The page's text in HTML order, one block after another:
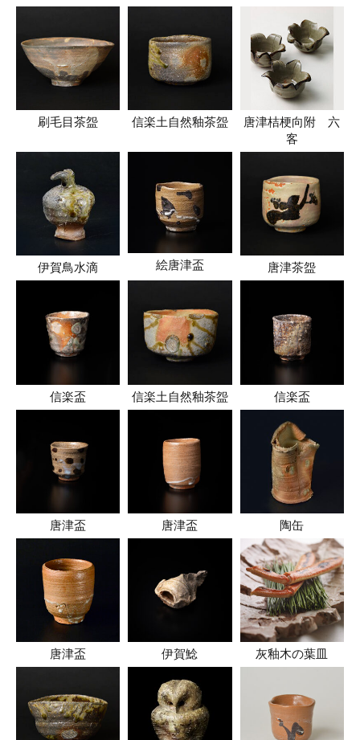
刷毛目茶盌 信楽土自然釉茶盌
唐津桔梗向附 六
客
伊賀鳥水滴 絵唐津盃 唐津茶盌
信楽盃 信楽土自然釉茶盌 信楽盃
唐津盃 唐津盃 陶缶
唐津盃 伊賀鯰 灰釉木の葉皿